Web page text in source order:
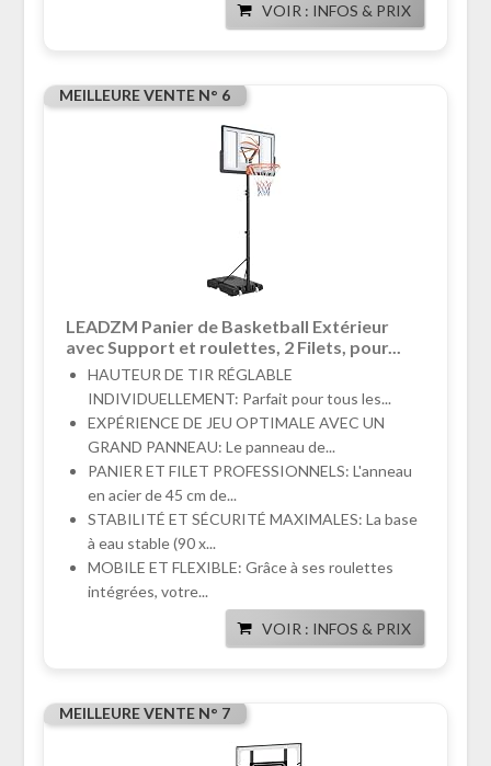
VOIR : INFOS & PRIX
MEILLEURE VENTE N° 6
LEADZM Panier de Basketball Extérieur
avec Support et roulettes, 2 Filets, pour...
HAUTEUR DE TIR RÉGLABLE
INDIVIDUELLEMENT: Parfait pour tous les...
EXPÉRIENCE DE JEU OPTIMALE AVEC UN
GRAND PANNEAU: Le panneau de...
PANIER ET FILET PROFESSIONNELS: L'anneau
en acier de 45 cm de...
STABILITÉ ET SÉCURITÉ MAXIMALES: La base
à eau stable (90 x...
MOBILE ET FLEXIBLE: Grâce à ses roulettes
intégrées, votre...
VOIR : INFOS & PRIX
MEILLEURE VENTE N° 7